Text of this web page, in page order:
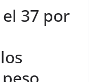
37 por